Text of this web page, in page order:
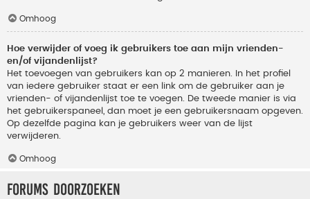
Omhoog
Hoe verwijder of voeg ik gebruikers toe aan mijn vrienden-
en/of vijandenlijst?
Het toevoegen van gebruikers kan op 2 manieren. In het profiel
van iedere gebruiker staat er een link om de gebruiker aan je
vrienden- of vijandenlijst toe te voegen. De tweede manier is via
het gebruikerspaneel, dan moet je een gebruikersnaam opgeven.
Op dezelfde pagina kan je gebruikers weer van de lijst
verwijderen.
Omhoog
Forums doorzoeken